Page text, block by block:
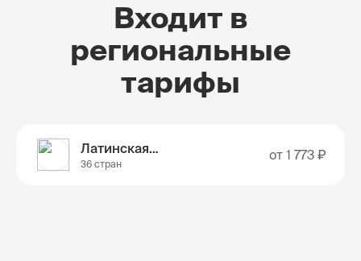
Входит в
региональные
тарифы
Латинская Америка
36 стран
от 1 773 ₽